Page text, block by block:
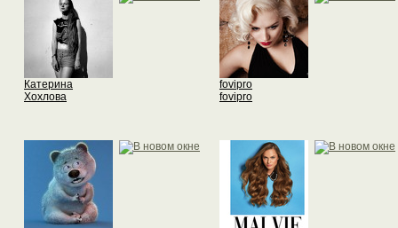
Катерина
Хохлова
fovipro
fovipro